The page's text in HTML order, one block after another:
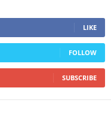
LIKE
FOLLOW
SUBSCRIBE